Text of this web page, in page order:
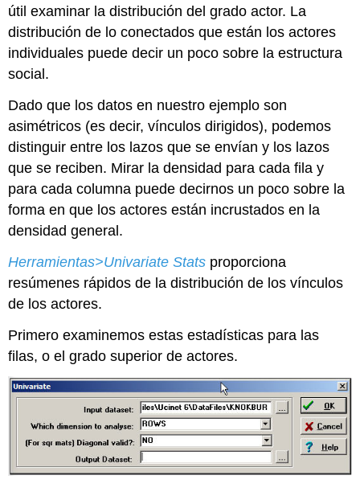
útil examinar la distribución del grado actor. La
distribución de lo conectados que están los actores
individuales puede decir un poco sobre la estructura
social.
Dado que los datos en nuestro ejemplo son
asimétricos (es decir, vínculos dirigidos), podemos
distinguir entre los lazos que se envían y los lazos
que se reciben. Mirar la densidad para cada fila y
para cada columna puede decirnos un poco sobre la
forma en que los actores están incrustados en la
densidad general.
Herramientas>Univariate Stats proporciona
resúmenes rápidos de la distribución de los vínculos
de los actores.
Primero examinemos estas estadísticas para las
filas, o el grado superior de actores.